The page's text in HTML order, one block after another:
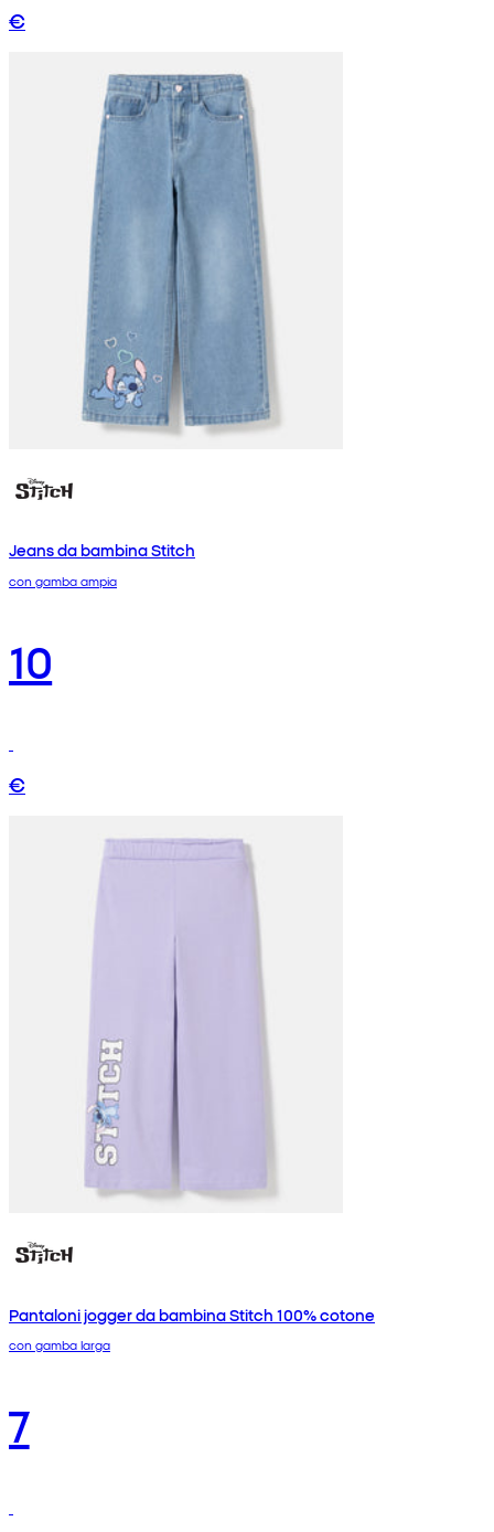
€
Jeans da bambina Stitch
con gamba ampia
10
€
Pantaloni jogger da bambina Stitch 100% cotone
con gamba larga
7